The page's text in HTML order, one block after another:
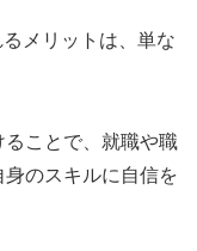
メリットは、単な
ことで、就職や職
のスキルに自信を